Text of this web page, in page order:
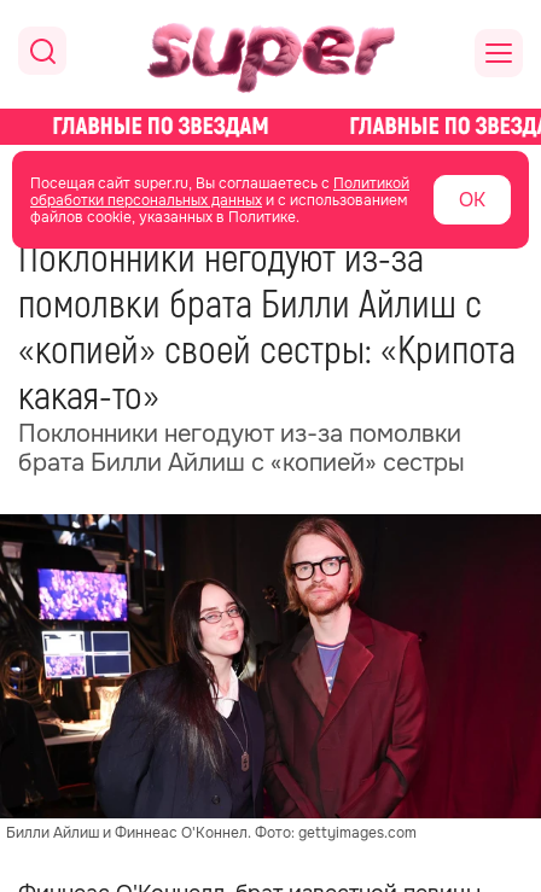
Посещая сайт super.ru, Вы соглашаетесь с Политикой
обработки персональных данныхи с использованием
файлов cookie, указанных в Политике.
ОК
главная новости о звездах новости
26 сентября 2025 07:14
Поклонники негодуют из-за
помолвки брата Билли Айлиш с
«копией» своей сестры: «Крипота
какая-то»
Поклонники негодуют из-за помолвки
брата Билли Айлиш с «копией» сестры
Билли Айлиш и Финнеас О'Коннел. Фото: gettyimages.com